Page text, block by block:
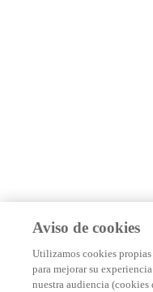
Aviso de cookies
Utilizamos cookies
para mejorar su
nuestra audiencia